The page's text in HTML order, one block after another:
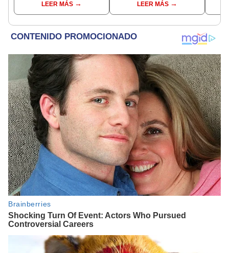
artes marciales, y
desata gran revuelo en
LEER MÁS
orquesta Grupo 5
LEER MÁS
ni 20